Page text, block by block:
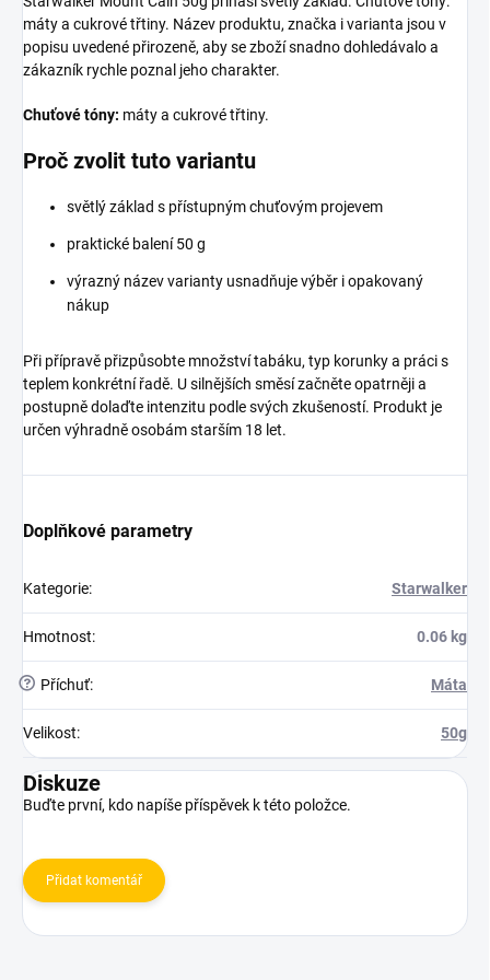
máty a cukrové třtiny. Název produktu, značka i varianta jsou v
popisu uvedené přirozeně, aby se zboží snadno dohledávalo a
zákazník rychle poznal jeho charakter.
Chuťové tóny: máty a cukrové třtiny.
Proč zvolit tuto variantu
světlý základ s přístupným chuťovým projevem
praktické balení 50 g
výrazný název varianty usnadňuje výběr i opakovaný
nákup
Při přípravě přizpůsobte množství tabáku, typ korunky a práci s
teplem konkrétní řadě. U silnějších směsí začněte opatrněji a
postupně dolaďte intenzitu podle svých zkušeností. Produkt je
určen výhradně osobám starším 18 let.
Doplňkové parametry
Kategorie: Starwalker
Hmotnost: 0.06 kg
? Příchuť: Máta
Velikost: 50g
Diskuze
Buďte první, kdo napíše příspěvek k této položce.
Přidat komentář